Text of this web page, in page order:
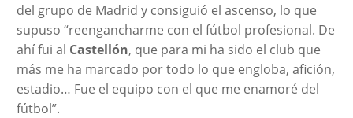
del grupo de Madrid y consiguió el ascenso, lo que
supuso “reengancharme con el fútbol profesional. De
ahí fui al Castellón, que para mi ha sido el club que
más me ha marcado por todo lo que engloba, afición,
estadio… Fue el equipo con el que me enamoré del
fútbol”.